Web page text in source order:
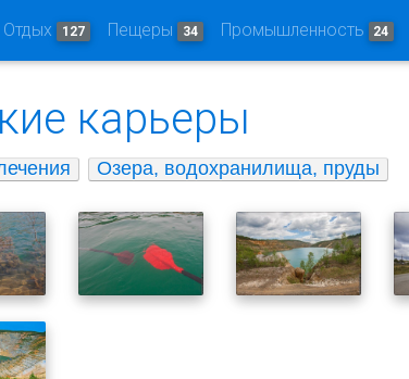
Отдых 127 Пещеры 34 Промышленность 24
карьеры
Озера, водохранилища, пруды